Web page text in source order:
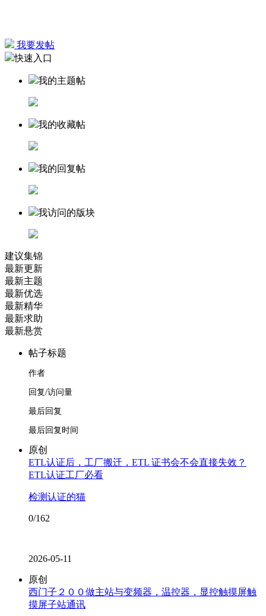
我要发帖
快速入口
我的主题帖
我的收藏帖
我的回复帖
我访问的版块
建议集锦
最新更新
最新主题
最新优选
最新精华
最新求助
最新悬赏
帖子标题
作者
回复/访问量
最后回复
最后回复时间
原创
ETL认证后，工厂搬迁，ETL 证书会不会直接失效？
ETL认证工厂必看
检测认证的猫
0/162
2026-05-11
原创
西门子２００做主站与变频器，温控器，显控触摸屏触
摸屏子站通讯